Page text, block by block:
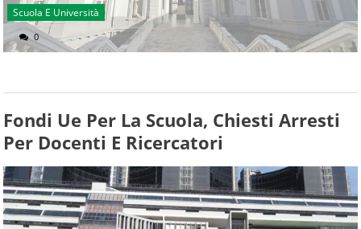
Scuola E Università
0
Fondi Ue Per La Scuola, Chiesti Arresti
Per Docenti E Ricercatori